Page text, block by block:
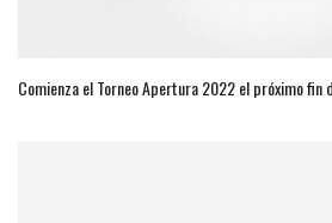
Comienza el Torneo Apertura 2022 el próximo fin